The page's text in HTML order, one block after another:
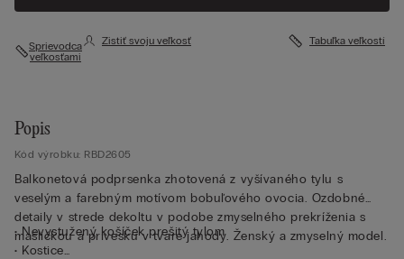
Sprievodca
veľkosťami
Zistiť svoju veľkosť Tabuľka veľkostí
Popis
Kód výrobku: RBD2605
Balkonetová podprsenka zhotovená z vyšívaného tylu s
veselým a farebným motívom bobuľového ovocia. Ozdobné
detaily v strede dekoltu v podobe zmyselného prekríženia s
mašličkou a prívesku v tvare jahody. Ženský a zmyselný model.
• Nevystužený košíček prešitý tylom
• Kostice